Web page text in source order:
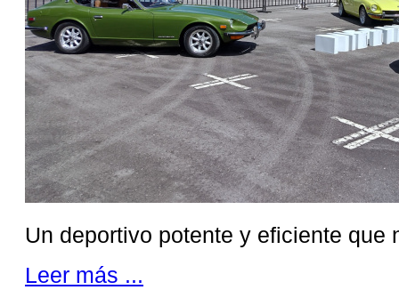
Un deportivo potente y eficiente que
Leer más ...